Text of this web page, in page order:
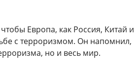
Европа, как Россия, Китай и
с терроризмом. Он напомнил,
но и весь мир.